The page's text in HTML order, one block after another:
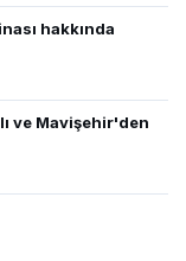
hakkında
ve Mavişehir'den